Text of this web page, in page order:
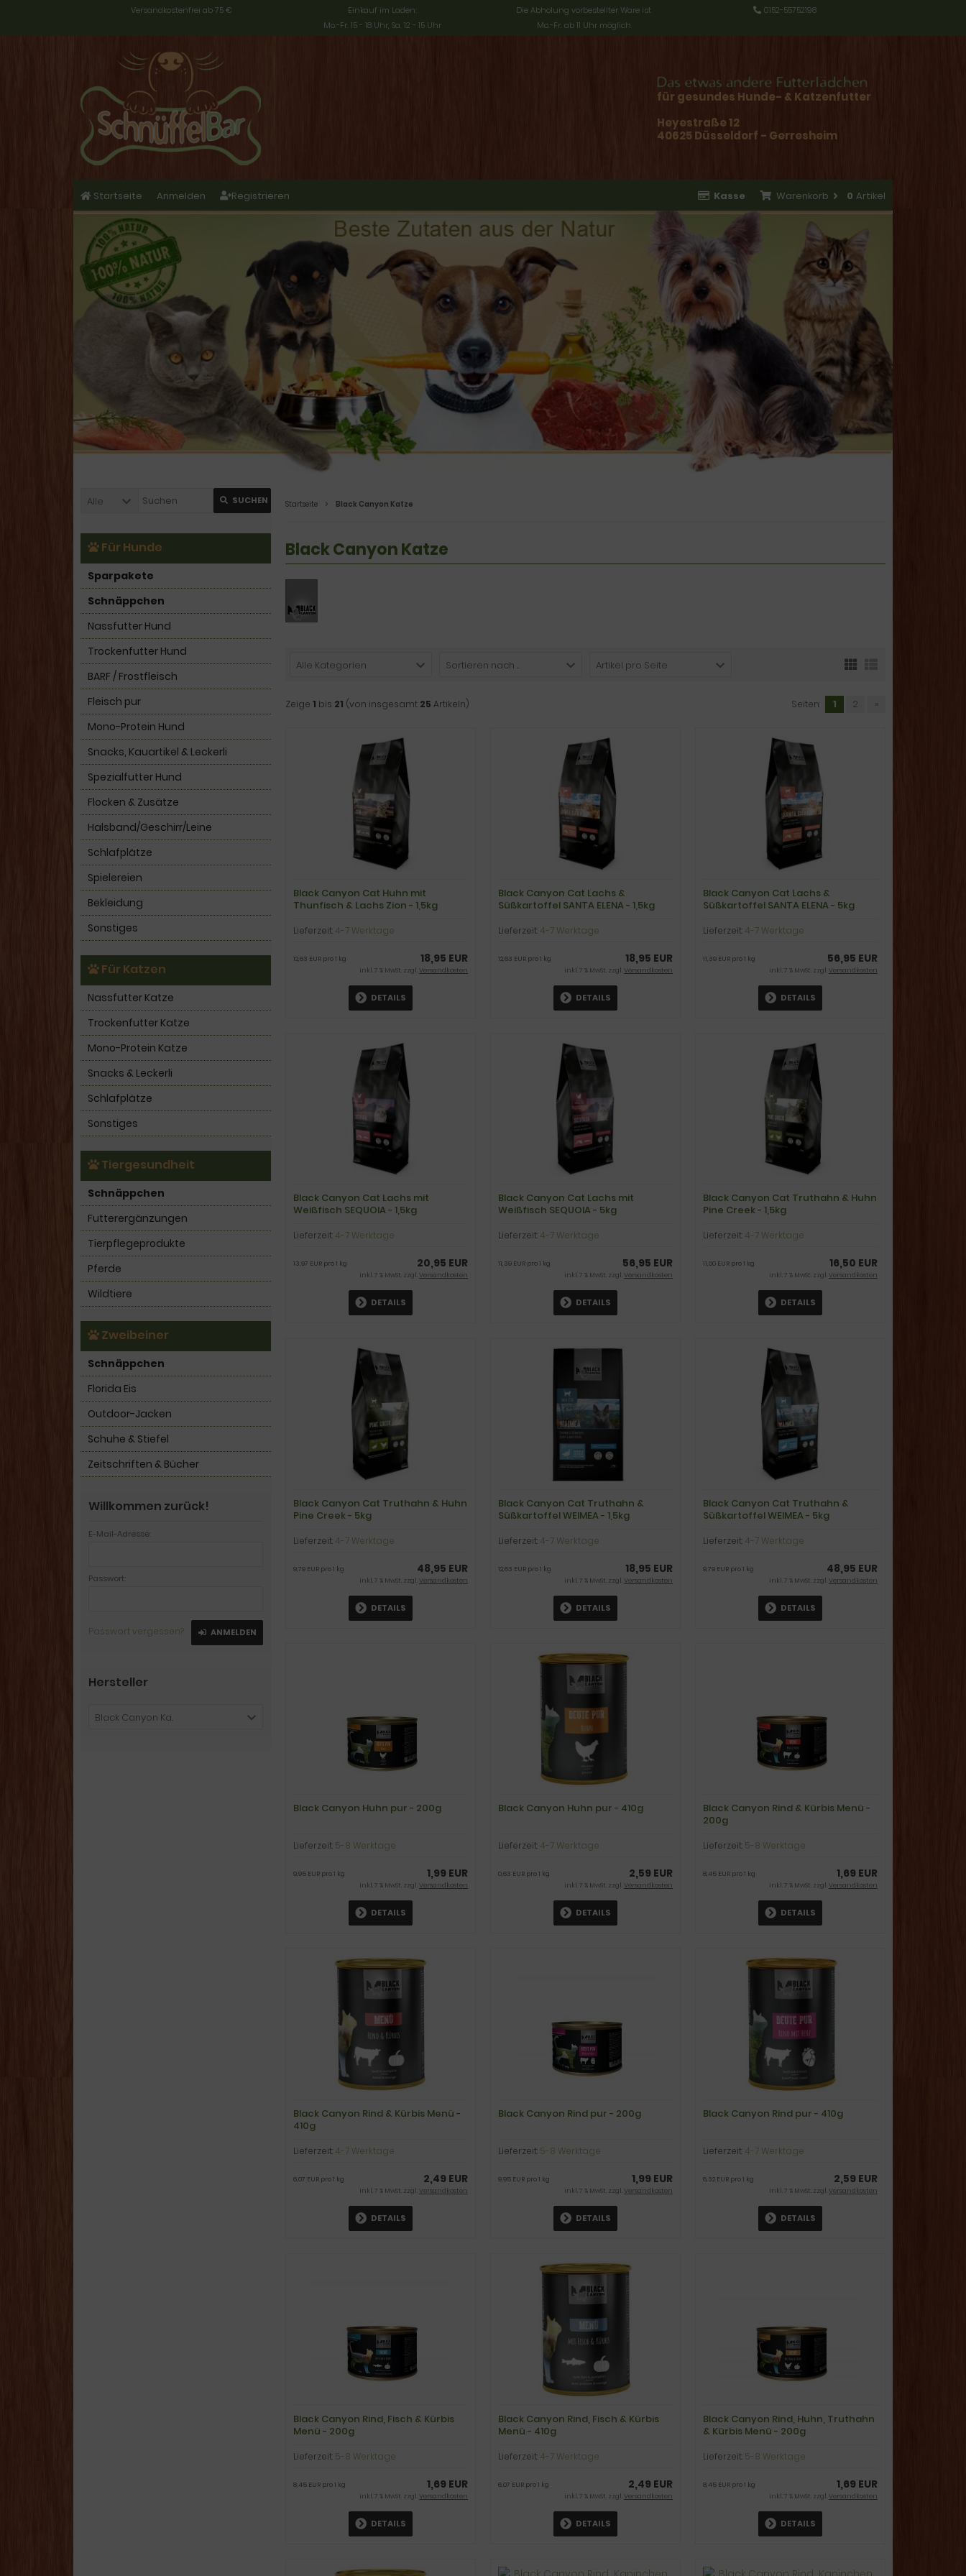
Versandkostenfrei ab 75 €
Einkauf im Laden:
Mo.-Fr. 15 - 18 Uhr, Sa. 12 - 15 Uhr
Die Abholung vorbestellter Ware ist
Mo.-Fr. ab 11 Uhr möglich
0152-55752198
für gesundes Hunde- & Katzenfutter
Heyestraße 12
40625 Düsseldorf - Gerresheim
Startseite Anmelden Registrieren Warenkorb 0 Artikel
Kasse
Startseite Black Canyon Katze
Black Canyon Katze
Alle Kategorien Sortieren nach ... Artikel pro Seite
Zeige 1 bis 21 (von insgesamt 25 Artikeln) Seiten: 1 2 »
Black Canyon Cat Huhn mit
Thunfisch & Lachs Zion - 1,5kg
Lieferzeit: 4-7 Werktage
18,95 EUR
12,63 EUR pro 1 kg
inkl. 7 % MwSt. zzgl.Versandkosten
DETAILS
Black Canyon Cat Lachs &
Süßkartoffel SANTA ELENA - 1,5kg
Lieferzeit: 4-7 Werktage
18,95 EUR
12,63 EUR pro 1 kg
inkl. 7 % MwSt. zzgl.Versandkosten
DETAILS
Black Canyon Cat Lachs &
Süßkartoffel SANTA ELENA - 5kg
Lieferzeit: 4-7 Werktage
56,95 EUR
11,39 EUR pro 1 kg
inkl. 7 % MwSt. zzgl.Versandkosten
DETAILS
Black Canyon Cat Lachs mit
Weißfisch SEQUOIA - 1,5kg
Lieferzeit: 4-7 Werktage
20,95 EUR
13,97 EUR pro 1 kg
inkl. 7 % MwSt. zzgl.Versandkosten
DETAILS
Black Canyon Cat Lachs mit
Weißfisch SEQUOIA - 5kg
Lieferzeit: 4-7 Werktage
56,95 EUR
11,39 EUR pro 1 kg
inkl. 7 % MwSt. zzgl.Versandkosten
DETAILS
Black Canyon Cat Truthahn & Huhn
Pine Creek - 1,5kg
Lieferzeit: 4-7 Werktage
16,50 EUR
11,00 EUR pro 1 kg
inkl. 7 % MwSt. zzgl.Versandkosten
DETAILS
Black Canyon Cat Truthahn & Huhn
Pine Creek - 5kg
Lieferzeit: 4-7 Werktage
48,95 EUR
9,79 EUR pro 1 kg
inkl. 7 % MwSt. zzgl.Versandkosten
DETAILS
Black Canyon Cat Truthahn &
Süßkartoffel WEIMEA - 1,5kg
Lieferzeit: 4-7 Werktage
18,95 EUR
12,63 EUR pro 1 kg
inkl. 7 % MwSt. zzgl.Versandkosten
DETAILS
Black Canyon Cat Truthahn &
Süßkartoffel WEIMEA - 5kg
Lieferzeit: 4-7 Werktage
48,95 EUR
9,79 EUR pro 1 kg
inkl. 7 % MwSt. zzgl.Versandkosten
DETAILS
Black Canyon Huhn pur - 200g
Lieferzeit: 5-8 Werktage
1,99 EUR
9,95 EUR pro 1 kg
inkl. 7 % MwSt. zzgl.Versandkosten
DETAILS
Black Canyon Huhn pur - 410g
Lieferzeit: 4-7 Werktage
2,59 EUR
0,63 EUR pro 1 kg
inkl. 7 % MwSt. zzgl.Versandkosten
DETAILS
Black Canyon Rind & Kürbis Menü -
200g
Lieferzeit: 5-8 Werktage
1,69 EUR
8,45 EUR pro 1 kg
inkl. 7 % MwSt. zzgl.Versandkosten
DETAILS
Black Canyon Rind & Kürbis Menü -
410g
Lieferzeit: 4-7 Werktage
2,49 EUR
6,07 EUR pro 1 kg
inkl. 7 % MwSt. zzgl.Versandkosten
DETAILS
Black Canyon Rind pur - 200g
Lieferzeit: 5-8 Werktage
1,99 EUR
9,95 EUR pro 1 kg
inkl. 7 % MwSt. zzgl.Versandkosten
DETAILS
Black Canyon Rind pur - 410g
Lieferzeit: 4-7 Werktage
2,59 EUR
6,32 EUR pro 1 kg
inkl. 7 % MwSt. zzgl.Versandkosten
DETAILS
Black Canyon Rind, Fisch & Kürbis
Menü - 200g
Lieferzeit: 5-8 Werktage
1,69 EUR
8,45 EUR pro 1 kg
inkl. 7 % MwSt. zzgl.Versandkosten
DETAILS
Black Canyon Rind, Fisch & Kürbis
Menü - 410g
Lieferzeit: 4-7 Werktage
2,49 EUR
6,07 EUR pro 1 kg
inkl. 7 % MwSt. zzgl.Versandkosten
DETAILS
Black Canyon Rind, Huhn, Truthahn
& Kürbis Menü - 200g
Lieferzeit: 5-8 Werktage
1,69 EUR
8,45 EUR pro 1 kg
inkl. 7 % MwSt. zzgl.Versandkosten
DETAILS
Alle SUCHEN
Für Hunde
Sparpakete
Schnäppchen
Nassfutter Hund
Trockenfutter Hund
BARF / Frostfleisch
Fleisch pur
Mono-Protein Hund
Snacks, Kauartikel & Leckerli
Spezialfutter Hund
Flocken & Zusätze
Halsband/Geschirr/Leine
Schlafplätze
Spielereien
Bekleidung
Sonstiges
Für Katzen
Nassfutter Katze
Trockenfutter Katze
Mono-Protein Katze
Snacks & Leckerli
Schlafplätze
Sonstiges
Tiergesundheit
Schnäppchen
Futterergänzungen
Tierpflegeprodukte
Pferde
Wildtiere
Zweibeiner
Schnäppchen
Florida Eis
Outdoor-Jacken
Schuhe & Stiefel
Zeitschriften & Bücher
Willkommen zurück!
E-Mail-Adresse:
Passwort:
Passwort vergessen? ANMELDEN
Hersteller
Black Canyon Ka..